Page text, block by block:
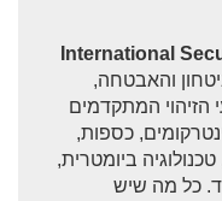
International
והאבטחה,
הזיהוי המתקדמים
כספות,
ביומטרית,
כל מה שיש